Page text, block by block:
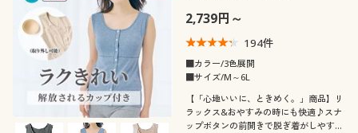
2,739円～
194件
■カラー/3色展開
■サイズ/M～6L
【「心地いいに、ときめく。」商品】リ
ラックス&おやすみの時にも快適♪スナ
ップボタンの前開きで脱ぎ着がしやすい